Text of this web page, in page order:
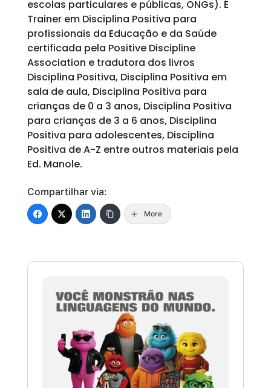
escolas particulares e públicas, ONGs). É
Trainer em Disciplina Positiva para
profissionais da Educação e da Saúde
certificada pela Positive Discipline
Association e tradutora dos livros
Disciplina Positiva, Disciplina Positiva em
sala de aula, Disciplina Positiva para
crianças de 0 a 3 anos, Disciplina Positiva
para crianças de 3 a 6 anos, Disciplina
Positiva para adolescentes, Disciplina
Positiva de A-Z entre outros materiais pela
Ed. Manole.
Compartilhar via:
More